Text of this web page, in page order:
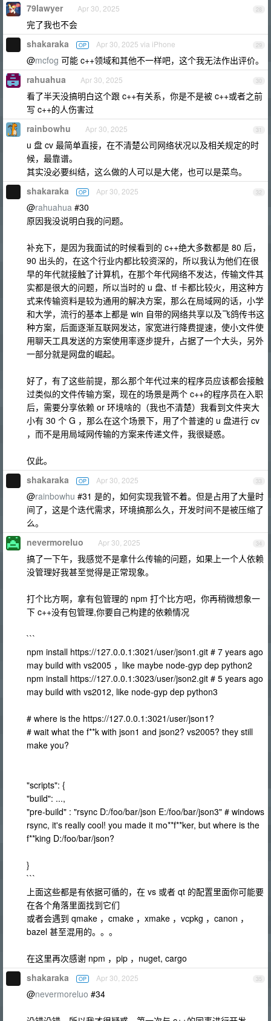
28
79lawyer Apr 30, 2025
完了我也不会
29
shakaraka OP Apr 30, 2025 via iPhone
@mcfog 可能 c++领域和其他不一样吧，这个我无法作出评价。
30
rahuahua Apr 30, 2025
看了半天没搞明白这个跟 c++有关系，你是不是被 c++或者之前
写 c++的人伤害过
31
rainbowhu Apr 30, 2025
u 盘 cv 最简单直接，在不清楚公司网络状况以及相关规定的时
候，最靠谱。
其实没必要纠结，这么做的人可以是大佬，也可以是菜鸟。
32
shakaraka OP Apr 30, 2025
@rahuahua #30
原因我没说明白我的问题。
补充下，是因为我面试的时候看到的 c++绝大多数都是 80 后，
90 出头的，在这个行业内都比较资深的，所以我认为他们在很
早的年代就接触了计算机，在那个年代网络不发达，传输文件其
实都是很大的问题，所以当时的 u 盘、tf 卡都比较火，用这种方
式来传输资料是较为通用的解决方案，那么在局域网的话，小学
和大学，流行的基本上都是 win 自带的网络共享以及飞鸽传书这
种方案，后面逐渐互联网发达，家宽进行降费提速，使小文件使
用聊天工具发送的方案使用率逐步提升，占据了一个大头，另外
一部分就是网盘的崛起。
好了，有了这些前提，那么那个年代过来的程序员应该都会接触
过类似的文件传输方案，现在的场景是两个 c++的程序员在入职
后，需要分享依赖 or 环境啥的（我也不清楚）我看到文件夹大
小有 30 个 G ，那么在这个场景下，用了个普速的 u 盘进行 cv
，而不是用局域网传输的方案来传递文件，我很疑惑。
仅此。
33
shakaraka OP Apr 30, 2025
@rainbowhu #31 是的，如何实现我管不着。但是占用了大量时
间了，这是个迭代需求，环境搞那么久，开发时间不是被压缩了
么。
34
nevermoreluo Apr 30, 2025
搞了一下午，我感觉不是拿什么传输的问题，如果上一个人依赖
没管理好我甚至觉得是正常现象。
打个比方啊，拿有包管理的 npm 打个比方吧，你再稍微想象一
下 c++没有包管理,你要自己构建的依赖情况
```
npm install https://127.0.0.1:3021/user/json1.git # 7 years ago
may build with vs2005 ，like maybe node-gyp dep python2
npm install https://127.0.0.1:3023/user/json2.git # 5 years ago
may build with vs2012, like node-gyp dep python3
# where is the https://127.0.0.1:3021/user/json1?
# wait what the f**k with json1 and json2? vs2005? they still
make you?
"scripts": {
"build": ...,
"pre-build" : "rsync D:/foo/bar/json E:/foo/bar/json3" # windows
rsync, it's really cool! you made it mo**f**ker, but where is the
f**king D:/foo/bar/json?
}
```
上面这些都是有依据可循的，在 vs 或者 qt 的配置里面你可能要
在各个角落里面找到它们
或者会遇到 qmake ，cmake ，xmake ，vcpkg ，canon ，
bazel 甚至混用的。。。
在这里再次感谢 npm ，pip ，nuget, cargo
35
shakaraka OP Apr 30, 2025
@nevermoreluo #34